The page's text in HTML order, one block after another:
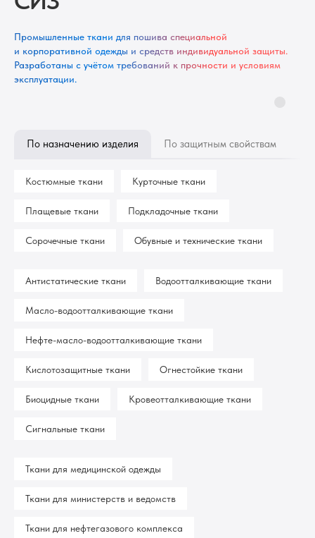
Промышленные ткани для пошива специальной
и корпоративной одежды и средств индивидуальной защиты.
Разработаны с учётом требований к прочности и условиям
эксплуатации.
По назначению изделия По защитным свойствам
Костюмные ткани Курточные ткани
Плащевые ткани Подкладочные ткани
Сорочечные ткани Обувные и технические ткани
Антистатические ткани Водоотталкивающие ткани
Масло-водоотталкивающие ткани
Нефте-масло-водоотталкивающие ткани
Кислотозащитные ткани Огнестойкие ткани
Биоцидные ткани Кровеотталкивающие ткани
Сигнальные ткани
Ткани для медицинской одежды
Ткани для министерств и ведомств
Ткани для нефтегазового комплекса